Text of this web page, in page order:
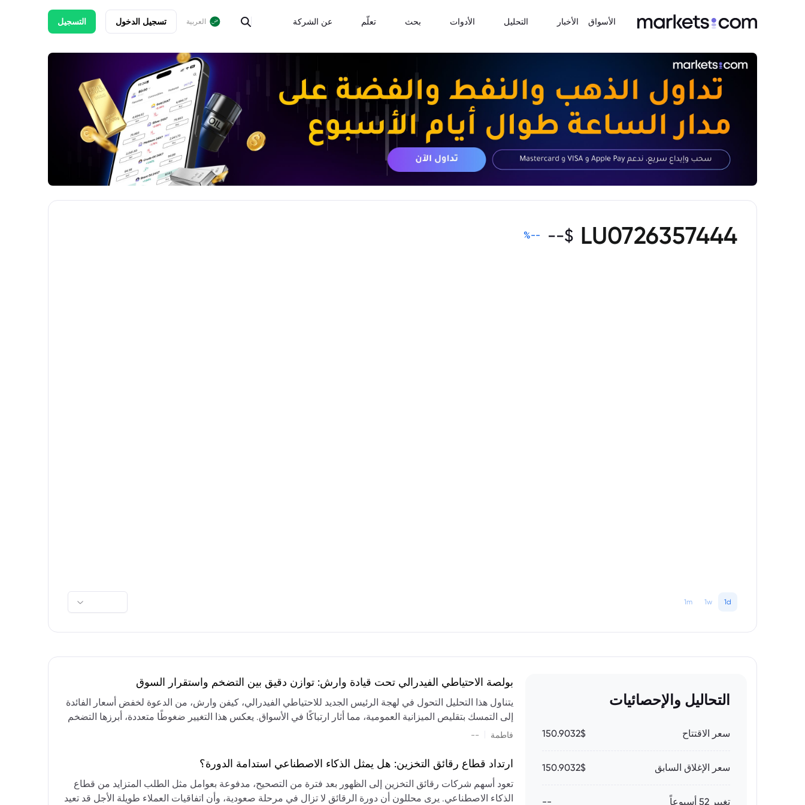
الأسواق الأخبار التحليل الأدوات بحث تعلّم عن الشركة العربية تسجيل الدخول التسجيل
LU0726357444
$
--
--
%
1d
1w
1m
التحاليل والإحصائيات
سعر الاقتتاح 150.9032$
سعر الإغلاق السابق 150.9032$
تغيير 52 أسبوعاً --
بولصة الاحتياطي الفيدرالي تحت قيادة وارش: توازن دقيق بين التضخم واستقرار السوق
يتناول هذا التحليل التحول في لهجة الرئيس الجديد للاحتياطي الفيدرالي، كيفن وارش، من الدعوة لخفض أسعار الفائدة
إلى التمسك بتقليص الميزانية العمومية، مما أثار ارتباكًا في الأسواق. يعكس هذا التغيير ضغوطًا متعددة، أبرزها التضخم
المستمر، والعجز المالي الكبير، والتوترات الجيوسياسية في الشرق الأوسط، التي تقيد خيارات خفض الفائدة أو خفض
وتجنب التدابير الاستفزازية التي قد تزعزع استقرار السوق.
فاطمة --
ارتداد قطاع رقائق التخزين: هل يمثل الذكاء الاصطناعي استدامة الدورة؟
تعود أسهم شركات رقائق التخزين إلى الظهور بعد فترة من التصحيح، مدفوعة بعوامل مثل الطلب المتزايد من قطاع
الذكاء الاصطناعي. يرى محللون أن دورة الرقائق لا تزال في مرحلة صعودية، وأن اتفاقيات العملاء طويلة الأجل قد تعيد